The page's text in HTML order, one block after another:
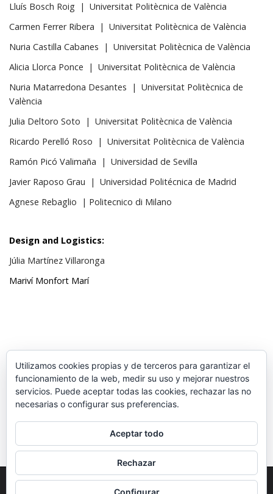
Lluís Bosch Roig | Universitat Politècnica de València
Carmen Ferrer Ribera | Universitat Politècnica de València
Nuria Castilla Cabanes | Universitat Politècnica de València
Alicia Llorca Ponce | Universitat Politècnica de València
Nuria Matarredona Desantes | Universitat Politècnica de
València
Julia Deltoro Soto | Universitat Politècnica de València
Ricardo Perelló Roso | Universitat Politècnica de València
Ramón Picó Valimaña | Universidad de Sevilla
Javier Raposo Grau | Universidad Politécnica de Madrid
Agnese Rebaglio | Politecnico di Milano
Design and Logistics:
Júlia Martínez Villaronga
Mariví Monfort Marí
VIBRArch. All Rights Reserved.
Utilizamos cookies propias y de terceros para garantizar el
funcionamiento de la web, medir su uso y mejorar nuestros
servicios. Puede aceptar todas las cookies, rechazar las no
necesarias o configurar sus preferencias.
Aceptar todo
Rechazar
Configurar